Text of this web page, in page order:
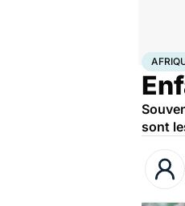
Accueil
sont